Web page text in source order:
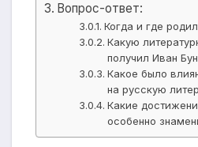
Вопрос-ответ:
Когда и где
Какую
получил Иван
Какое было
на русскую
Какие
особенно